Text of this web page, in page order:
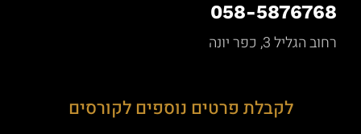
058-5876768
רחוב הגליל 3, כפר יונה
לקבלת פרטים נוספים לקורסים